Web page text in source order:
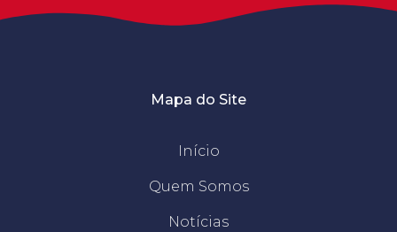
Mapa do Site
Início
Quem Somos
Notícias